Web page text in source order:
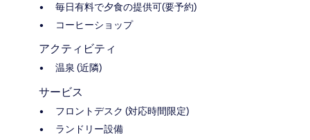
毎日有料で夕食の提供可(要予約)
コーヒーショップ
アクティビティ
温泉 (近隣)
サービス
フロントデスク (対応時間限定)
ランドリー設備